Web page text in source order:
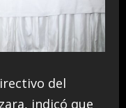
del
indicó que